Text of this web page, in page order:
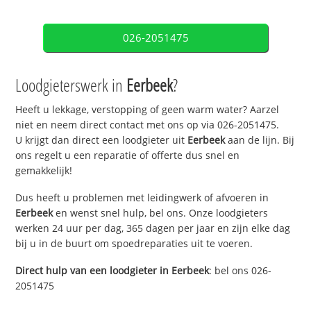
026-2051475
Loodgieterswerk in Eerbeek?
Heeft u lekkage, verstopping of geen warm water? Aarzel
niet en neem direct contact met ons op via 026-2051475.
U krijgt dan direct een loodgieter uit Eerbeekaan de lijn. Bij
ons regelt u een reparatie of offerte dus snel en
gemakkelijk!
Dus heeft u problemen met leidingwerk of afvoeren in
Eerbeeken wenst snel hulp, bel ons. Onze loodgieters
werken 24 uur per dag, 365 dagen per jaar en zijn elke dag
bij u in de buurt om spoedreparaties uit te voeren.
Direct hulp van een loodgieter in Eerbeek: bel ons 026-
2051475